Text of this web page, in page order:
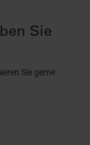
Sie
Sie gerne